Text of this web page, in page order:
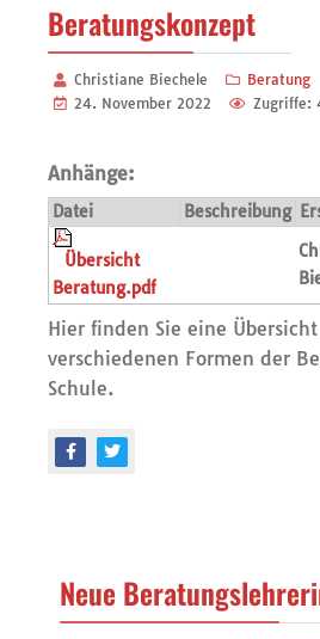
Beratungskonzept
Christiane Biechele Beratung
24. November 2022
Zugriffe:
Anhänge:
Datei Beschreibung
Übersicht
Beratung.pdf
Hier finden Sie eine
verschiedenen Formen der
Schule.
Neue